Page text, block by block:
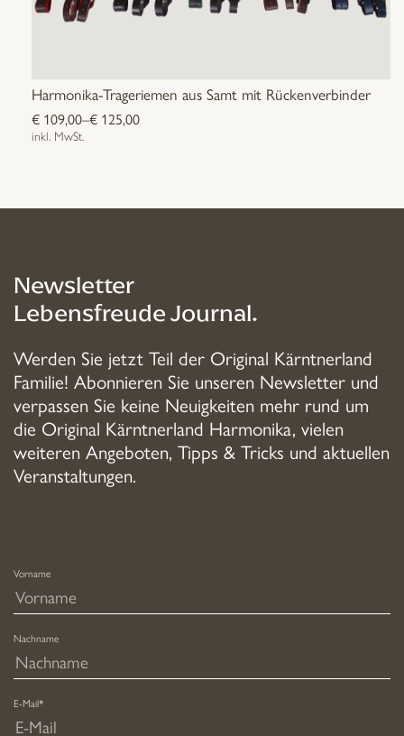
Harmonika-Trageriemen aus Samt mit Rückenverbinder
€ 109,00–€ 125,00
inkl. MwSt.
weist
auf.
Die
Optionen
können
auf
der
Produktseite
gewählt
werden
Newsletter
Lebensfreude Journal.
Werden Sie jetzt Teil der Original Kärntnerland
Familie! Abonnieren Sie unseren Newsletter und
verpassen Sie keine Neuigkeiten mehr rund um
die Original Kärntnerland Harmonika, vielen
weiteren Angeboten, Tipps & Tricks und aktuellen
Veranstaltungen.
Vorname
Nachname
E-Mail*